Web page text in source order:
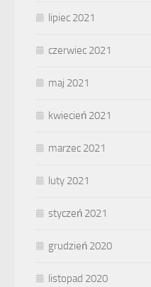
lipiec 2021
czerwiec 2021
maj 2021
kwiecień 2021
marzec 2021
luty 2021
styczeń 2021
grudzień 2020
listopad 2020